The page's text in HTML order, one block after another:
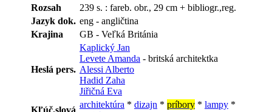
Rozsah
239 s. : fareb. obr., 29 cm + bibliogr.,reg.
Jazyk dok. eng - angličtina
Krajina
GB - Veľká Británia
Heslá pers.
Kaplický Jan
Levete Amanda - britská architektka
Alessi Alberto
Hadid Zaha
Jiřičná Eva
Kľúč.slová
architektúra * dizajn * príbory * lampy *